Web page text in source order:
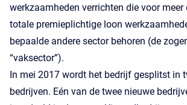
werkzaamheden verrichten die voor meer
totale premieplichtige loon
bepaalde andere sector behoren (de
“vaksector”).
In mei 2017 wordt het bedrijf gesplitst in
bedrijven. Eén van de twee nieuwe